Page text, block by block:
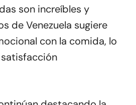
son increíbles y
de Venezuela sugiere
con la comida, lo